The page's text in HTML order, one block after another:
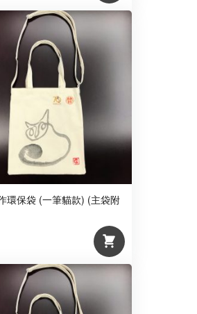
環保袋 (一筆貓款) (主袋附